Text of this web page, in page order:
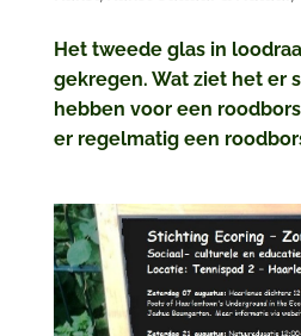
Het tweede glas in
gekregen. Wat ziet het er
hebben voor een
er regelmatig een